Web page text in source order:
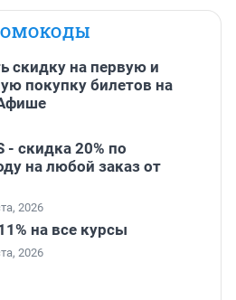
скидку на первую и
покупку билетов на
- скидка 20% по
на любой заказ от
2026
на все курсы
2026